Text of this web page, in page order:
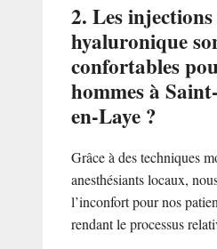
2. Les injections
hyaluronique
confortables
hommes à
en-Laye ?
Grâce à des techniques
anesthésiants locaux,
l’inconfort pour nos
rendant le processus